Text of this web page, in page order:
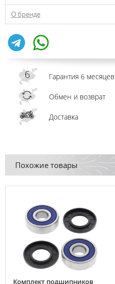
О бренде
Гарантия 6 месяцев
Обмен и возврат
Доставка
Похожие товары
Комплект подшипников